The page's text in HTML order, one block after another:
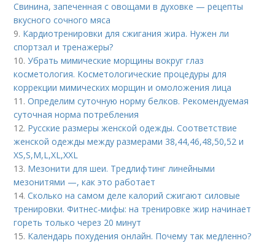
Свинина, запеченная с овощами в духовке — рецепты
вкусного сочного мяса
9. Кардиотренировки для сжигания жира. Нужен ли
спортзал и тренажеры?
10.Убрать мимические морщины вокруг глаз
косметология. Косметологические процедуры для
коррекции мимических морщин и омоложения лица
11.Определим суточную норму белков. Рекомендуемая
суточная норма потребления
12. Русские размеры женской одежды. Соответствие
женской одежды между размерами 38,44,46,48,50,52 и
ХS,S,M,L,XL,XXL
13. Мезонити для шеи. Тредлифтинг линейными
мезонитями —, как это работает
14.Сколько на самом деле калорий сжигают силовые
тренировки. Фитнес-мифы: на тренировке жир начинает
гореть только через 20 минут
15. Календарь похудения онлайн. Почему так медленно?